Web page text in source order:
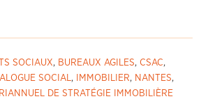
SOCIAUX, BUREAUX AGILES,CSAC,
SOCIAL, IMMOBILIER, NANTES,
DE STRATÉGIE IMMOBILIÈRE